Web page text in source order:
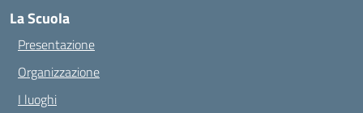
La Scuola
Presentazione
Organizzazione
I luoghi